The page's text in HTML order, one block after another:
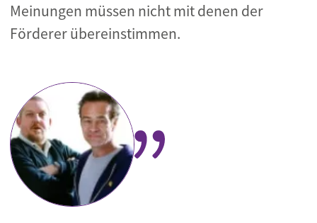
Meinungen müssen nicht mit denen der
Förderer übereinstimmen.